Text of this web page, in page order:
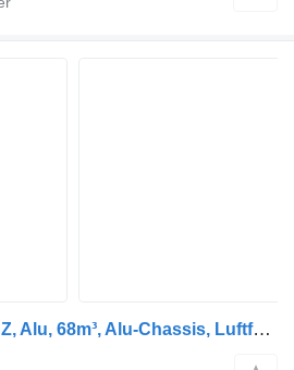
General Trailer TF34CZ, Alu, 68m³, Alu-Chassis, Luftfederung